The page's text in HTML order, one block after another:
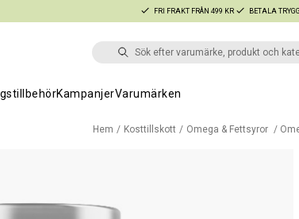
FRI FRAKT FRÅN 499 KR BETALA
KampanjerVarumärken
Hem Kosttillskott Omega & Fettsyror